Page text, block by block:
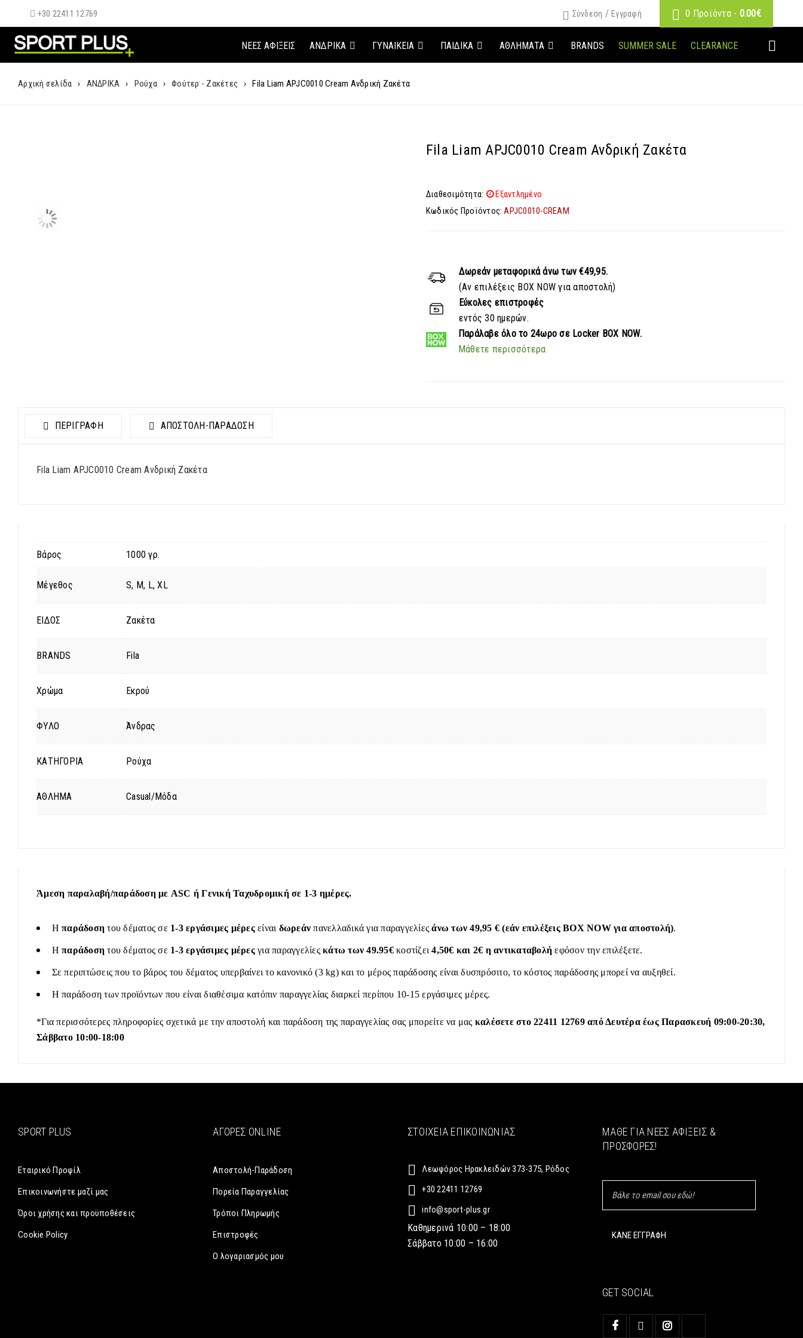
+30 22411 12769 0 Προϊόντα - 0.00€
Σύνδεση / Εγγραφή
ΝΈΕΣ ΑΦΊΞΕΙΣ ΑΝΔΡΙΚΑ ΓΥΝΑΙΚΕΙΑ ΠΑΙΔΙΚΑ ΑΘΛΗΜΑΤΑ BRANDS SUMMER SALE CLEARANCE
Αρχική σελίδα › ΑΝΔΡΙΚΑ › Ρούχα › Φούτερ - Ζακέτες › Fila Liam APJC0010 Cream Ανδρική Ζακέτα
Fila Liam APJC0010 Cream Ανδρική Ζακέτα
Διαθεσιμότητα:
Εξαντλημένο
Κωδικός Προϊόντος: APJC0010-CREAM
Δωρεάν μεταφορικάάνω των €49,95.
(Αν επιλέξεις BOX NOW για αποστολή)
Εύκολες επιστροφές
εντός 30 ημερών.
Παράλαβεόλο το 24ωρο σε Locker BOX NOW.
Μάθετε περισσότερα
ΠΕΡΙΓΡΑΦΗ ΑΠΟΣΤΟΛΉ-ΠΑΡΆΔΟΣΗ
Fila Liam APJC0010 Cream Ανδρική Ζακέτα
Βάρος 1000 γρ.
Μέγεθος S, M, L, XL
ΕΙΔΟΣ Ζακέτα
BRANDS Fila
Χρώμα Εκρού
ΦΥΛΟ Άνδρας
ΚΑΤΗΓΟΡΙΑ Ρούχα
ΑΘΛΗΜΑ Casual/Μόδα
Άμεση παραλαβή/παράδοση με ASC ή Γενική Ταχυδρομική σε 1-3 ημέρες.
Ηπαράδοση του δέματος σε 1-3 εργάσιμες μέρεςείναι δωρεάν πανελλαδικά για παραγγελίεςάνω των 49,95 € (εάν επιλέξεις BOX NOW για αποστολή).
Ηπαράδοση του δέματος σε 1-3 εργάσιμες μέρεςγια παραγγελίεςκάτω των 49.95€κοστίζει4,50€ και 2€ η αντικαταβολή εφόσον την επιλέξετε.
Σε περιπτώσεις που το βάρος του δέματος υπερβαίνει το κανονικό (3 kg) και το μέρος παράδοσης είναι δυσπρόσιτο, το κόστος παράδοσης μπορεί να αυξηθεί.
Η παράδοση των προϊόντων που είναι διαθέσιμα κατόπιν παραγγελίας διαρκεί περίπου 10-15 εργάσιμες μέρες.
*Για περισσότερες πληροφορίες σχετικά με την αποστολή και παράδοση της παραγγελίας σας μπορείτε να μας καλέσετε στο 22411 12769 από Δευτέρα έως Παρασκευή 09:00-20:30,
Σάββατο 10:00-18:00
SPORT PLUS
Εταιρικό Προφίλ
Επικοινωνήστε μαζί μας
Όροι χρήσης και προϋποθέσεις
Cookie Policy
ΑΓΟΡΈΣ ONLINE
Αποστολή-Παράδοση
Πορεία Παραγγελίας
Τρόποι Πληρωμής
Επιστροφές
Ο λογαριασμός μου
ΣΤΟΙΧΕΊΑ ΕΠΙΚΟΙΝΩΝΊΑΣ
Λεωφόρος Ηρακλειδών 373-375, Ρόδος
+30 22411 12769
info@sport-plus.gr
Καθημερινά 10:00 – 18:00
Σάββατο 10:00 – 16:00
ΜΆΘΕ ΓΙΑ ΝΈΕΣ ΑΦΊΞΕΙΣ &
ΠΡΟΣΦΟΡΈΣ!
GET SOCIAL